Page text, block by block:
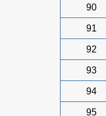
90
91
92
93
94
95